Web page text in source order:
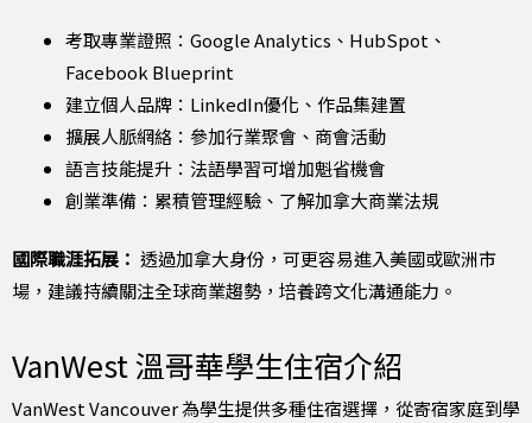
考取專業證照：Google Analytics、HubSpot、
Facebook Blueprint
建立個人品牌：LinkedIn優化、作品集建置
擴展人脈網絡：參加行業聚會、商會活動
語言技能提升：法語學習可增加魁省機會
創業準備：累積管理經驗、了解加拿大商業法規
國際職涯拓展： 透過加拿大身份，可更容易進入美國或歐洲市
場，建議持續關注全球商業趨勢，培養跨文化溝通能力。
VanWest 溫哥華學生住宿介紹
VanWest Vancouver 為學生提供多種住宿選擇，從寄宿家庭到學